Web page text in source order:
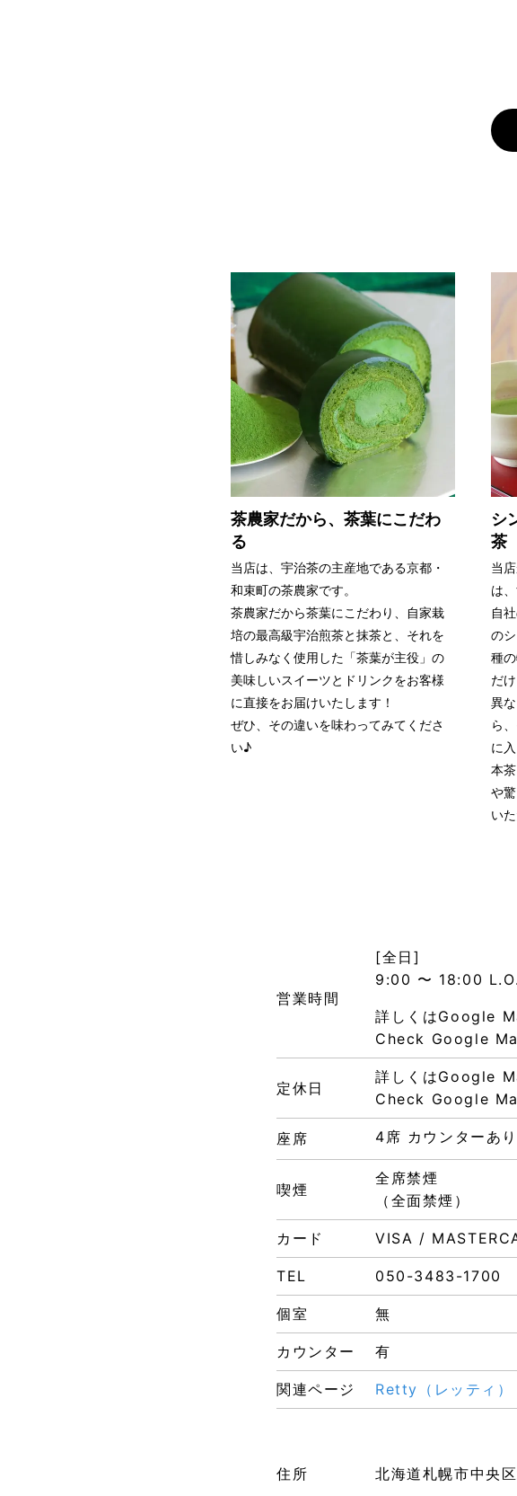
茶農家だから、茶葉にこだわ
る
当店は、宇治茶の主産地である京都・
和束町の茶農家です。
茶農家だから茶葉にこだわり、自家栽
培の最高級宇治煎茶と抹茶と、それを
惜しみなく使用した「茶葉が主役」の
美味しいスイーツとドリンクをお客様
に直接をお届けいたします！
ぜひ、その違いを味わってみてくださ
い♪
シ
茶
当
は
自
の
種
だけ
異
ら
に
本
や
い
営業時間
[全日]
9:00 〜 18:00
詳しくはGoogle
Check Google
定休日
詳しくはGoogle
Check Google
座席 4席 カウンターあり
喫煙
全席禁煙
（全面禁煙）
カード VISA /
TEL 050-3483-1700
個室 無
カウンター 有
関連ページ Retty（レッティ）
住所 北海道札幌市中央